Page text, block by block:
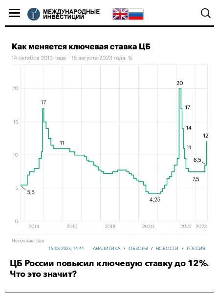
АНАЛИТИКА / ОБЗОРЫ / НОВОСТИ / РОССИЯ
15-08-2023, 14:41
ЦБ России повысил ключевую ставку до 12%.
Что это значит?